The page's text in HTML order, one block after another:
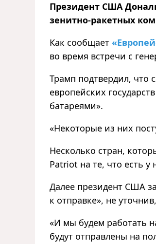
Президент США
зенитно-ракетных
Как сообщает
во время встречи с
Трамп подтвердил, что
европейских
батареями».
«Некоторые из них
Несколько стран,
Patriot на те, что есть у
Далее президент США
к отправке», не
«И мы будем работать
будут отправлены на